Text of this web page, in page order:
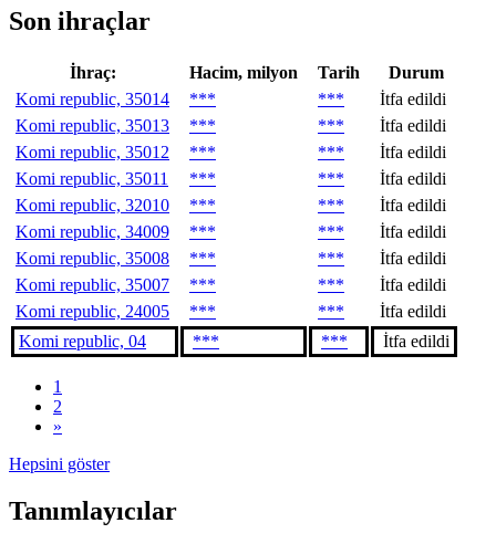
Son ihraçlar
İhraç: Hacim, milyon Tarih
Durum
Komi republic, 35014
*** ***
İtfa edildi
Komi republic, 35013
*** ***
İtfa edildi
Komi republic, 35012
*** ***
İtfa edildi
Komi republic, 35011
*** ***
İtfa edildi
Komi republic, 32010
*** ***
İtfa edildi
Komi republic, 34009
*** ***
İtfa edildi
Komi republic, 35008
*** ***
İtfa edildi
Komi republic, 35007
*** ***
İtfa edildi
Komi republic, 24005
*** ***
İtfa edildi
Komi republic, 04
*** *** İtfa edildi
1
2
»
Hepsini göster
Tanımlayıcılar